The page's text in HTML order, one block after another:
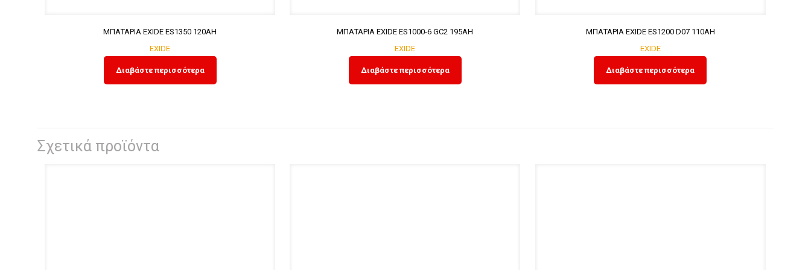
ΜΠΑΤΑΡΙΑ EXIDE ES1350 120AH
EXIDE
Διαβάστε περισσότερα
ΜΠΑΤΑΡΙΑ EXIDE ES1000-6 GC2 195AH
EXIDE
Διαβάστε περισσότερα
ΜΠΑΤΑΡΙΑ EXIDE ES1200 D07 110ΑΗ
EXIDE
Διαβάστε περισσότερα
Σχετικά προϊόντα